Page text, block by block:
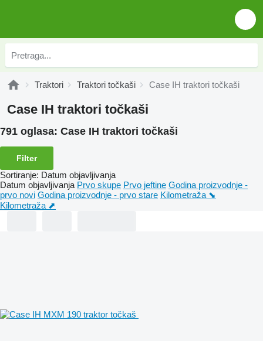
Traktori Traktori točkaši Case IH traktori točkaši
Case IH traktori točkaši
791 oglasa: Case IH traktori točkaši
Filter
Sortiranje: Datum objavljivanja
Datum objavljivanja Prvo skupe Prvo jeftine Godina proizvodnje -
prvo novi Godina proizvodnje - prvo stare Kilometraža ⬊
Kilometraža ⬈